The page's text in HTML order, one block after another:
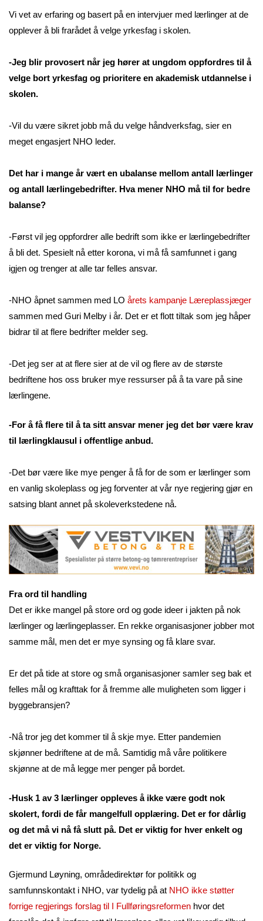
Vi vet av erfaring og basert på en intervjuer med lærlinger at de
opplever å bli frarådet å velge yrkesfag i skolen.
-Jeg blir provosert når jeg hører at ungdom oppfordres til å
velge bort yrkesfag og prioritere en akademisk utdannelse i
skolen.
-Vil du være sikret jobb må du velge håndverksfag, sier en
meget engasjert NHO leder.
Det har i mange år vært en ubalanse mellom antall lærlinger
og antall lærlingebedrifter. Hva mener NHO må til for bedre
balanse?
-Først vil jeg oppfordrer alle bedrift som ikke er lærlingebedrifter
å bli det. Spesielt nå etter korona, vi må få samfunnet i gang
igjen og trenger at alle tar felles ansvar.
-NHO åpnet sammen med LO årets kampanje Læreplassjæger
sammen med Guri Melby i år. Det er et flott tiltak som jeg håper
bidrar til at flere bedrifter melder seg.
-Det jeg ser at at flere sier at de vil og flere av de største
bedriftene hos oss bruker mye ressurser på å ta vare på sine
lærlingene.
-For å få flere til å ta sitt ansvar mener jeg det bør være krav
til lærlingklausul i offentlige anbud.
-Det bør være like mye penger å få for de som er lærlinger som
en vanlig skoleplass og jeg forventer at vår nye regjering gjør en
satsing blant annet på skoleverkstedene nå.
Fra ord til handling
Det er ikke mangel på store ord og gode ideer i jakten på nok
lærlinger og lærlingeplasser. En rekke organisasjoner jobber mot
samme mål, men det er mye synsing og få klare svar.
Er det på tide at store og små organisasjoner samler seg bak et
felles mål og krafttak for å fremme alle muligheten som ligger i
byggebransjen?
-Nå tror jeg det kommer til å skje mye. Etter pandemien
skjønner bedriftene at de må. Samtidig må våre politikere
skjønne at de må legge mer penger på bordet.
-Husk 1 av 3 lærlinger oppleves å ikke være godt nok
skolert, fordi de får mangelfull opplæring. Det er for dårlig
og det må vi nå få slutt på. Det er viktig for hver enkelt og
det er viktig for Norge.
Gjermund Løyning, områdedirektør for politikk og
samfunnskontakt i NHO, var tydelig på at NHO ikke støtter
forrige regjerings forslag til I Fullføringsreformen hvor det